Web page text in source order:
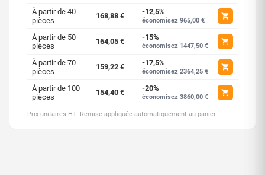
À partir de 40
pièces
168,88 € -12,5%
économisez 965,00 €
À partir de 50
pièces
164,05 € -15%
économisez 1447,50 €
À partir de 70
pièces
159,22 € -17,5%
économisez 2364,25 €
À partir de 100
pièces
154,40 € -20%
économisez 3860,00 €
Prix unitaires HT. Remise appliquée automatiquement au panier.